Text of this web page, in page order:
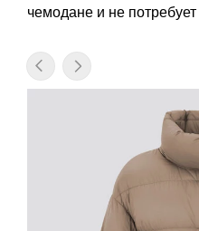
чемодане и не